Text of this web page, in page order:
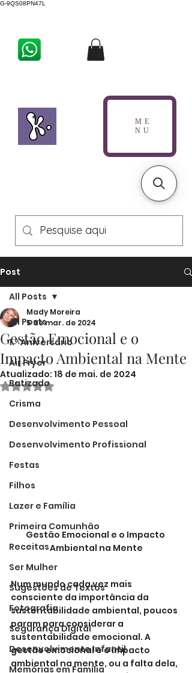
G-9QS08PN47L
ME
NU
Post
All Posts
1.º Aniversário
Air Fryer
Batizado
Crisma
Desenvolvimento Pessoal
Desenvolvimento Profissional
Festas
Filhos
Lazer e Família
Primeira Comunhão
Receitas
Ser Mulher
Sugestões de Textos
Fotografia
Segurança Digital
Desenvolvimento Infantil
Memórias em Família
All Posts
Gestão Emocional e o
Impacto Ambiental na Mente
Mady Moreira
5 de mar. de 2024
Atualizado: 18 de mai. de 2024
Avaliado com NaN de 5 estrelas.
Gestão Emocional e o Impacto
Ambiental na Mente
Num mundo cada vez mais
consciente da importância da
sustentabilidade ambiental, poucos
param para considerar a
sustentabilidade emocional. A
gestão emocional e o impacto
ambiental na mente, ou a falta dela,